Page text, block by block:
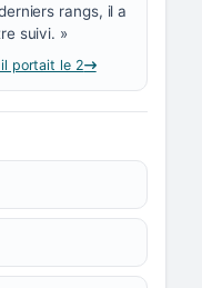
rangs, il a
suivi. »
portait le 2